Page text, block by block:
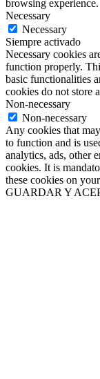
browsing experience.
Necessary
Necessary
Siempre activado
Necessary cookies
function properly.
basic functionalities
cookies do not store
Non-necessary
Non-necessary
Any cookies that
to function and is
analytics, ads, other
cookies. It is
these cookies on
GUARDAR Y